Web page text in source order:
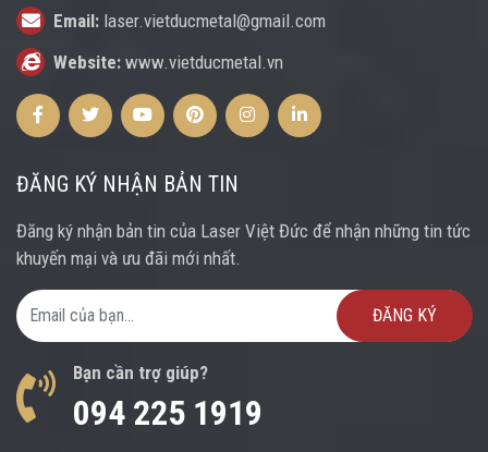
Email: laser.vietducmetal@gmail.com
Website: www.vietducmetal.vn
FacebookTwitterYoutubePinterestInstagramInstagram
ĐĂNG KÝ NHẬN BẢN TIN
Đăng ký nhận bản tin của Laser Việt Đức để nhận những tin tức
khuyến mại và ưu đãi mới nhất.
Email Address
Bạn cần trợ giúp?
094 225 1919